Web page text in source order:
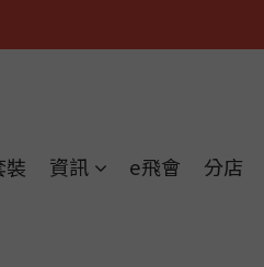
裝 資訊 e飛會 分店